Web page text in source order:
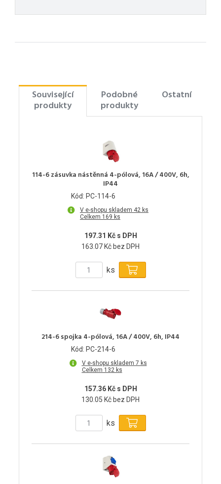
Související
produkty
Podobné
produkty
Ostatní
114-6 zásuvka nástěnná 4-pólová, 16A / 400V, 6h,
IP44
Kód: PC-114-6
V e-shopu skladem 42 ks
Celkem 169 ks
197.31 Kč s DPH
163.07 Kč bez DPH
ks
214-6 spojka 4-pólová, 16A / 400V, 6h, IP44
Kód: PC-214-6
V e-shopu skladem 7 ks
Celkem 132 ks
157.36 Kč s DPH
130.05 Kč bez DPH
ks